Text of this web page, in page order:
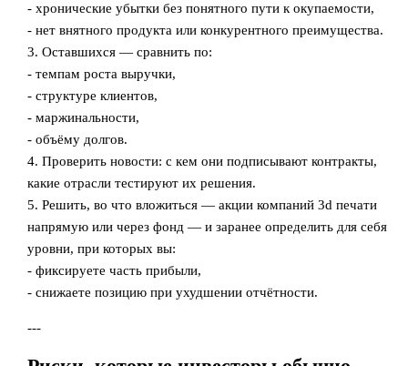
- хронические убытки без понятного пути к окупаемости,
- нет внятного продукта или конкурентного преимущества.
3. Оставшихся — сравнить по:
- темпам роста выручки,
- структуре клиентов,
- маржинальности,
- объёму долгов.
4. Проверить новости: с кем они подписывают контракты,
какие отрасли тестируют их решения.
5. Решить, во что вложиться — акции компаний 3d печати
напрямую или через фонд — и заранее определить для себя
уровни, при которых вы:
- фиксируете часть прибыли,
- снижаете позицию при ухудшении отчётности.
---